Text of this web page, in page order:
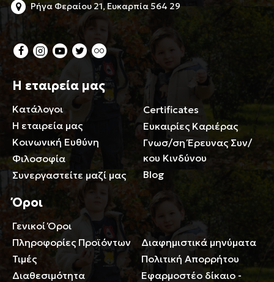
Ρήγα Φεραίου 21, Ευκαρπία 564 29
Η εταιρεία μας
Κατάλογοι
Η εταιρεία μας
Κοινωνική Ευθύνη
Φιλοσοφία
Συνεργαστείτε μαζί μας
Certificates
Ευκαιρίες Καριέρας
Γνωσ/ση Έρευνας Συν/
κου Κινδύνου
Blog
Όροι
Γενικοί Όροι
Πληροφορίες Προϊόντων
Τιμές
Διαθεσιμότητα
Περιορισμοί ευθύνης
Διαφημιστικά μηνύματα
Πολιτική Απορρήτου
Εφαρμοστέο δίκαιο -